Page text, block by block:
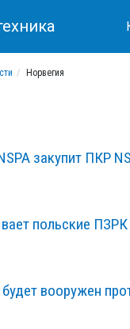
Норвегия
закупит ПКР
польские
вооружен